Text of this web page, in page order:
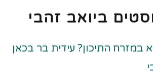
ביואב זהבי